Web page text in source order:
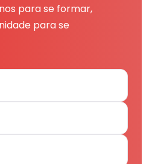
para se formar,
para se